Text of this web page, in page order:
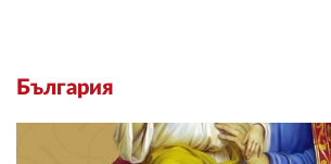
България